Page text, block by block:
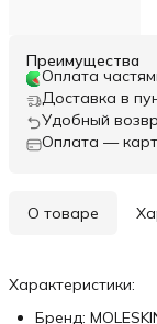
Преимущества
Оплата
Доставка в
Удобный
Оплата —
О товаре
Характеристики:
Бренд: